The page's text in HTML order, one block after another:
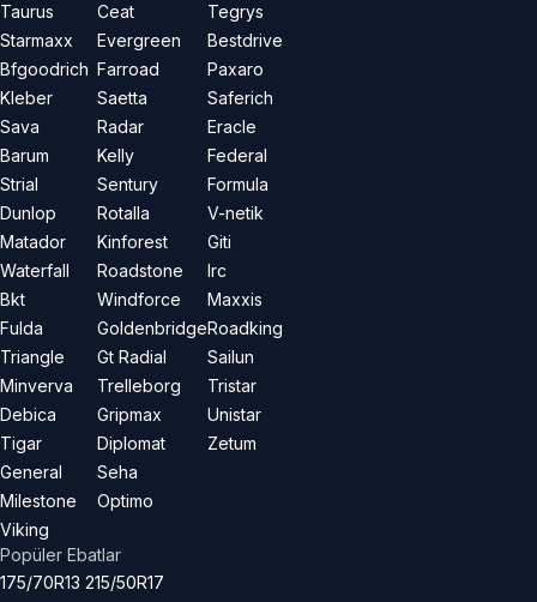
Taurus
Starmaxx
Bfgoodrich
Kleber
Sava
Barum
Strial
Dunlop
Matador
Waterfall
Bkt
Fulda
Triangle
Minverva
Debica
Tigar
General
Milestone
Viking
Ceat
Evergreen
Farroad
Saetta
Radar
Kelly
Sentury
Rotalla
Kinforest
Roadstone
Windforce
Goldenbridge
Gt Radial
Trelleborg
Gripmax
Diplomat
Seha
Optimo
Tegrys
Bestdrive
Paxaro
Saferich
Eracle
Federal
Formula
V-netik
Giti
Irc
Maxxis
Roadking
Sailun
Tristar
Unistar
Zetum
Popüler Ebatlar
175/70R13 215/50R17